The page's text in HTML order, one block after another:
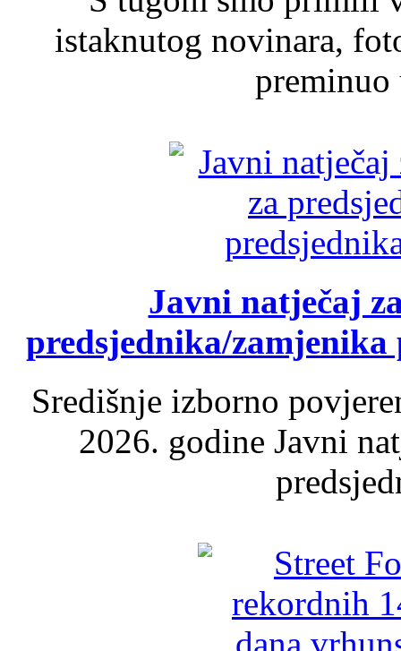
istaknutog novinara,
Javni natječaj
predsjednika/
Središnje izborno
2026. godine Javni